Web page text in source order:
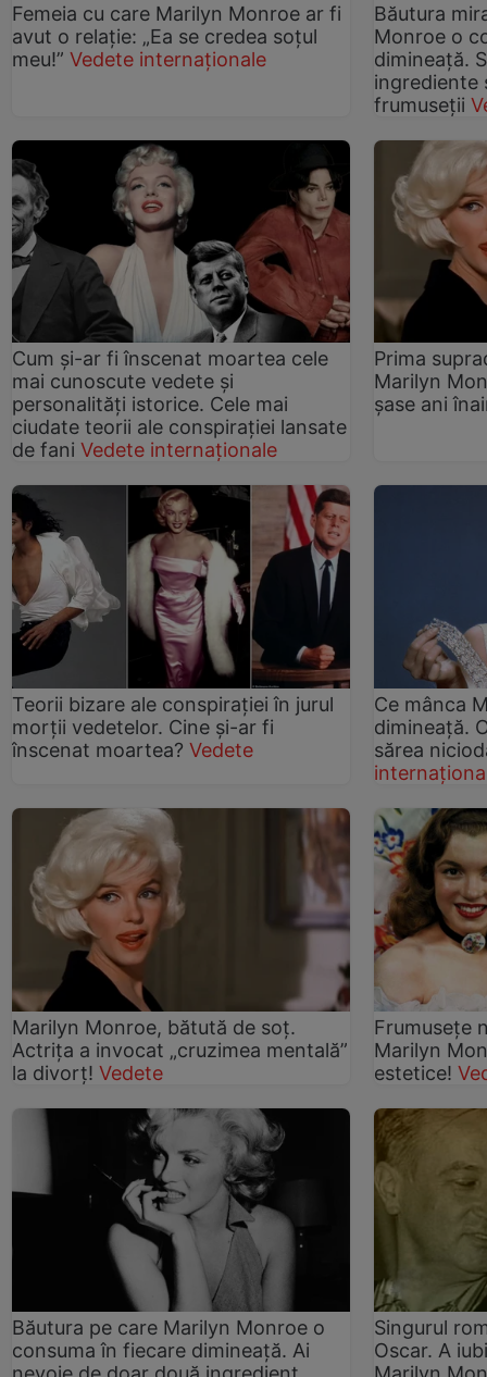
Femeia cu care Marilyn Monroe ar fi
avut o relație: „Ea se credea soțul
meu!” Vedete internaționale
Băutura
Monroe o
dimineață.
ingrediente
frumuseții
Cum și-ar fi înscenat moartea cele
mai cunoscute vedete și
personalități istorice. Cele mai
ciudate teorii ale conspirației lansate
de fani Vedete internaționale
Prima
Marilyn
șase ani
Teorii bizare ale conspirației în jurul
morții vedetelor. Cine și-ar fi
înscenat moartea? Vedete
Ce mânca
dimineață.
sărea
Marilyn Monroe, bătută de soț.
Actrița a invocat „cruzimea mentală”
la divorț! Vedete
Frumusețe
Marilyn
estetice!
Băutura pe care Marilyn Monroe o
consuma în fiecare dimineață. Ai
Singurul
Oscar. A